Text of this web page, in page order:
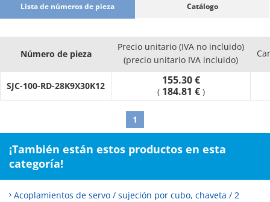
Lista de números de pieza Catálogo
Número de pieza
Precio unitario (IVA no incluido)
(precio unitario IVA incluido)
SJC-100-RD-28K9X30K12 155.30 €
( 184.81 € )
1
¡También están estos productos en esta
categoría!
Acoplamientos de servo / sujeción por cubo, chaveta / 2